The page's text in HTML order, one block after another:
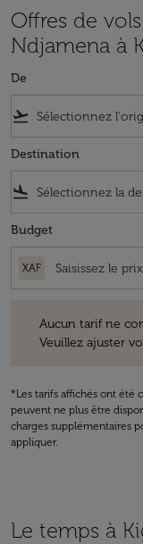
Offres de
Ndjamena à
De
flight_takeoff
Destination
flight_land
Budget
XAF
Aucun tarif ne
Veuillez ajuster
*Les tarifs affichés ont été
peuvent ne plus être
charges supplémentaires
appliquer.
Le temps à